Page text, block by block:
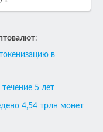
:
в
5 лет
4,54 трлн монет